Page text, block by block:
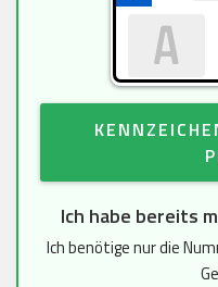
Ich habe bereits
Ich benötige nur die